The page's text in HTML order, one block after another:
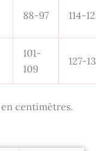
88-97 114-
101-
109
127-
centimètres.